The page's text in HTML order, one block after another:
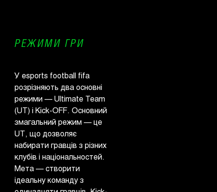
РЕЖИМИ ГРИ
У esports football fifa
розрізняють два основні
режими — Ultimate Team
(UT) і Kick-OFF. Основний
змагальний режим — це
UT, що дозволяє
набирати гравців з різних
клубів і національностей.
Мета — створити
ідеальну команду з